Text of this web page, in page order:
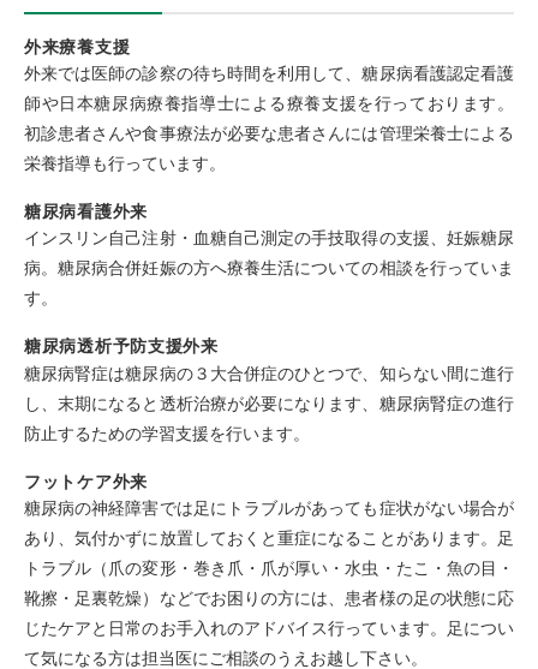
外来療養支援
外来では医師の診察の待ち時間を利用して、糖尿病看護認定看護
師や日本糖尿病療養指導士による療養支援を行っております。
初診患者さんや食事療法が必要な患者さんには管理栄養士による
栄養指導も行っています。
糖尿病看護外来
インスリン自己注射・血糖自己測定の手技取得の支援、妊娠糖尿
病。糖尿病合併妊娠の方へ療養生活についての相談を行っていま
す。
糖尿病透析予防支援外来
糖尿病腎症は糖尿病の３大合併症のひとつで、知らない間に進行
し、末期になると透析治療が必要になります、糖尿病腎症の進行
防止するための学習支援を行います。
フットケア外来
糖尿病の神経障害では足にトラブルがあっても症状がない場合が
あり、気付かずに放置しておくと重症になることがあります。足
トラブル（爪の変形・巻き爪・爪が厚い・水虫・たこ・魚の目・
靴擦・足裏乾燥）などでお困りの方には、患者様の足の状態に応
じたケアと日常のお手入れのアドバイス行っています。足につい
て気になる方は担当医にご相談のうえお越し下さい。